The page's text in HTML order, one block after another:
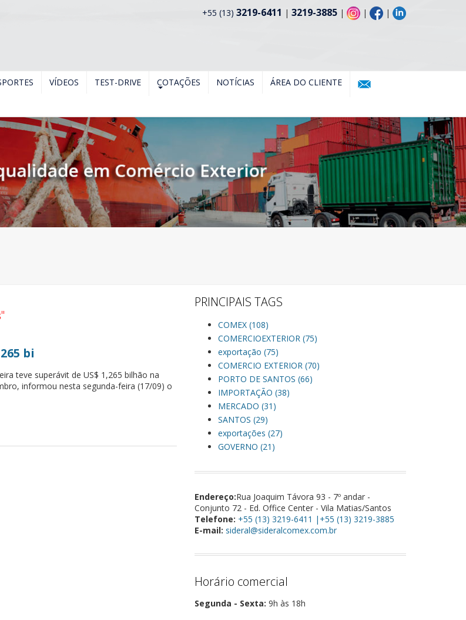
+55 (13) 3219-6411 | 3219-3885 | | |
VÍDEOS TEST-DRIVE COTAÇÕES NOTÍCIAS ÁREA DO CLIENTE
"
bi
teve superávit de US$ 1,265 bilhão na
informou nesta segunda-feira (17/09) o
PRINCIPAIS TAGS
COMEX (108)
COMERCIOEXTERIOR (75)
exportação (75)
COMERCIO EXTERIOR (70)
PORTO DE SANTOS (66)
IMPORTAÇÃO (38)
MERCADO (31)
SANTOS (29)
exportações (27)
GOVERNO (21)
Endereço:Rua Joaquim Távora 93 - 7º andar -
Conjunto 72 - Ed. Office Center - Vila Matias/Santos
Telefone: +55 (13) 3219-6411 |+55 (13) 3219-3885
E-mail: sideral@sideralcomex.com.br
Horário comercial
Segunda - Sexta: 9h às 18h